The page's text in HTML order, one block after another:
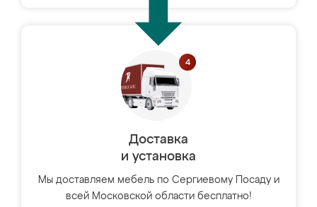
Доставка
и установка
Мы доставляем мебель по Сергиевому Посаду и
всей Московской области бесплатно!